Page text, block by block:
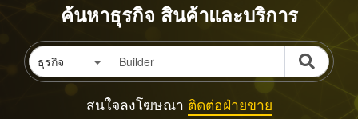
ค้นหาธุรกิจ สินค้าและบริการ
ธุรกิจ
สนใจลงโฆษณา ติดต่อฝ่ายขาย